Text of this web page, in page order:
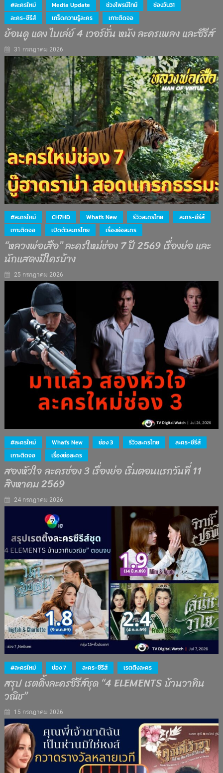
#ละครใหม่ Media Update ช่วงไพรม์ไทม์
ช่องวัน31
ละคร-ซีรีส์
เกร็ดความรู้ละคร เกาะติดจอ
ย้อนดู แดง ไบเล่ย์ 4 เวอร์ชั่น หนัง ละครเพลง และซีรีส์
31 กรกฎาคม 2026
#ละครใหม่ CH7HD What's New รีวิวละครไทย
ละคร-ซีรีส์
เกาะติดจอ
เปิดตัวละครไทย เรื่องย่อละคร
“หลวงพ่อเสือ” ละครใหม่ช่อง 7 ปี 2569 เรื่องย่อ และ
นักแสดงมีใครบ้าง
25 กรกฎาคม 2026
#ละครใหม่ What's New ช่อง 3 รีวิวละครไทย
ละคร-ซีรีส์
เกาะติดจอ
เรื่องย่อละคร
สองหัวใจ ละครช่อง 3 เรื่องย่อ เริ่มตอนแรกวันที่ 11
สิงหาคม 2569
24 กรกฎาคม 2026
#ละครใหม่ ช่อง 7 ละคร-ซีรีส์ เรตติงละคร
สรุป เรตติ้งละครซีรีส์ชุด “4 ELEMENTS บ้านวาทิน
วณิช”
15 กรกฎาคม 2026